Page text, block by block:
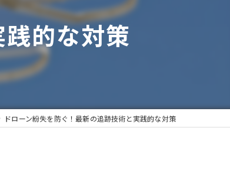
的な対策
ドローン紛失を防ぐ！最新の追跡技術と実践的な対策